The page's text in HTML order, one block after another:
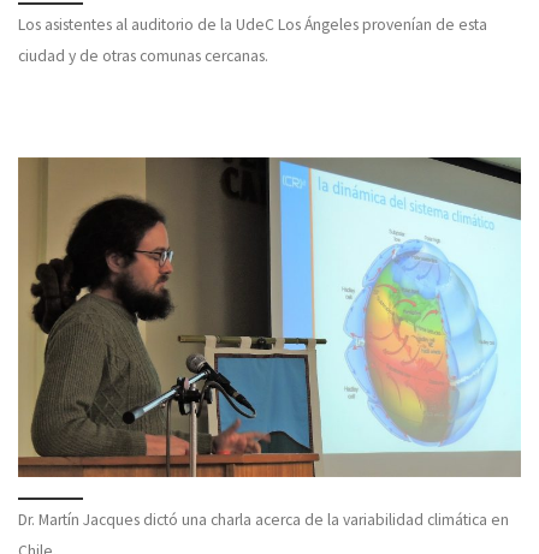
Los asistentes al auditorio de la UdeC Los Ángeles provenían de esta
ciudad y de otras comunas cercanas.
Dr. Martín Jacques dictó una charla acerca de la variabilidad climática en